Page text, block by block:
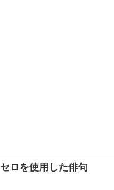
セロを使用した俳句